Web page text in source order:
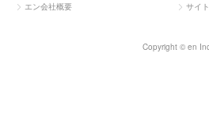
エン会社概要 サイ
Copyright © en